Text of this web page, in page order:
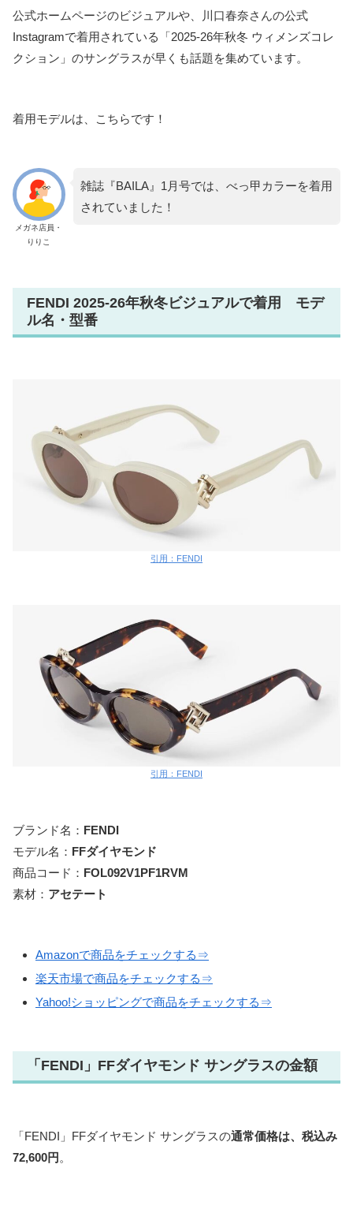
公式ホームページのビジュアルや、川口春奈さんの公式
Instagramで着用されている「2025-26年秋冬 ウィメンズコレ
クション」のサングラスが早くも話題を集めています。
着用モデルは、こちらです！
メガネ店員・
りりこ
雑誌『BAILA』1月号では、べっ甲カラーを着用
されていました！
FENDI 2025-26年秋冬ビジュアルで着用 モデ
ル名・型番
引用：FENDI
引用：FENDI
ブランド名： FENDI
モデル名： FFダイヤモンド
商品コード： FOL092V1PF1RVM
素材： アセテート
Amazonで商品をチェックする⇒
楽天市場で商品をチェックする⇒
Yahoo!ショッピングで商品をチェックする⇒
「FENDI」FFダイヤモンド サングラスの金額
「FENDI」FFダイヤモンド サングラスの通常価格は、税込み
72,600円 。